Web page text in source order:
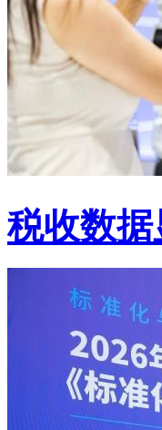
税收数